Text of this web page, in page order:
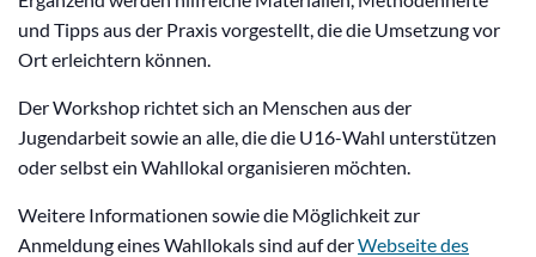
und Tipps aus der Praxis vorgestellt, die die Umsetzung vor
Ort erleichtern können.
Der Workshop richtet sich an Menschen aus der
Jugendarbeit sowie an alle, die die U16-Wahl unterstützen
oder selbst ein Wahllokal organisieren möchten.
Weitere Informationen sowie die Möglichkeit zur
Anmeldung eines Wahllokals sind auf derWebseite des